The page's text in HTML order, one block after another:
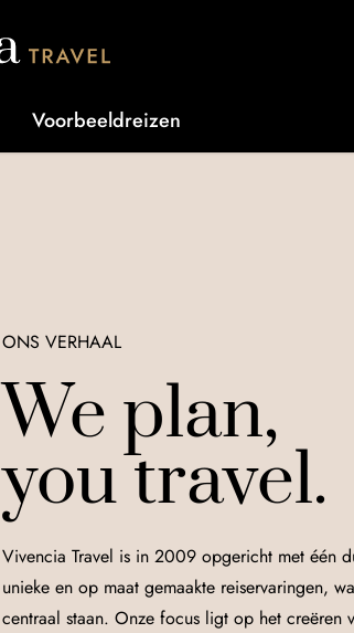
Voorbeeldreizen
ONS VERHAAL
We plan,
you travel.
Vivencia Travel is in 2009 opgericht met één
unieke en op maat gemaakte reiservaringen,
centraal staan. Onze focus ligt op het creëren